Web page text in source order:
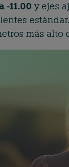
-11.00 y ejes
más alto